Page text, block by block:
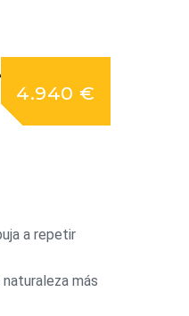
4.940 €
a repetir
más